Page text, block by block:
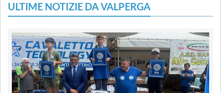
ULTIME NOTIZIE DA VALPERGA